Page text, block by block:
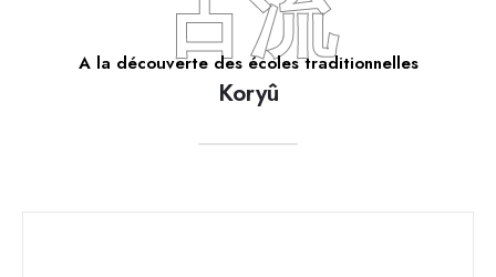
A la découverte des écoles traditionnelles
Koryû